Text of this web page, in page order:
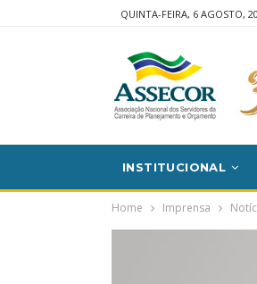
QUINTA-FEIRA, 6 AGOSTO,
INSTITUCIONAL
Home Imprensa